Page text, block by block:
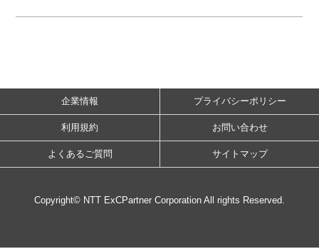
企業情報 プライバシーポリシー
利用規約 お問い合わせ
よくあるご質問 サイトマップ
Copyright© NTT ExCPartner Corporation All rights Reserved.